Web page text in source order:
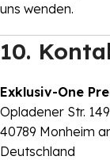
uns wenden.
10.
Exklusiv-One
Opladener Str. 149
40789 Monheim
Deutschland